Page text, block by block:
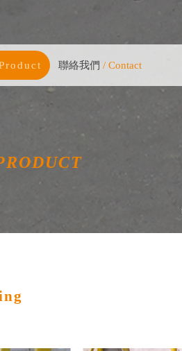
聯絡我們 / Contact
聯絡我們 / Contact